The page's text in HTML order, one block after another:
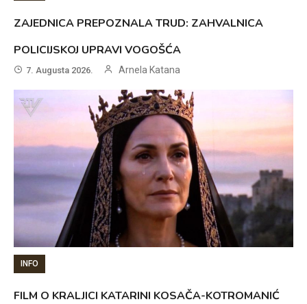
ZAJEDNICA PREPOZNALA TRUD: ZAHVALNICA
POLICIJSKOJ UPRAVI VOGOŠĆA
7. Augusta 2026. Arnela Katana
INFO
FILM O KRALJICI KATARINI KOSAČA-KOTROMANIĆ